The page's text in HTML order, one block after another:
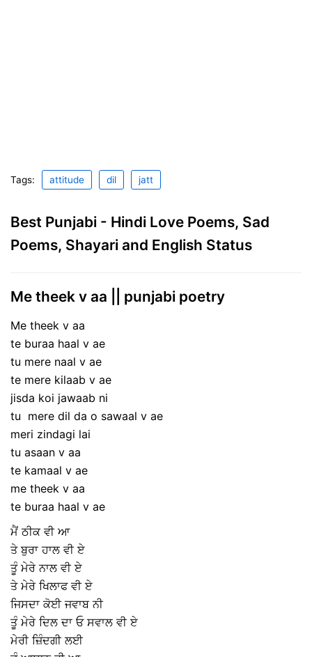
Tags: attitude dil jatt
Best Punjabi - Hindi Love Poems, Sad
Poems, Shayari and English Status
Me theek v aa || punjabi poetry
Me theek v aa
te buraa haal v ae
tu mere naal v ae
te mere kilaab v ae
jisda koi jawaab ni
tu mere dil da o sawaal v ae
meri zindagi lai
tu asaan v aa
te kamaal v ae
me theek v aa
te buraa haal v ae
ਮੈਂ ਠੀਕ ਵੀ ਆ
ਤੇ ਬੁਰਾ ਹਾਲ ਵੀ ਏ
ਤੂੰ ਮੇਰੇ ਨਾਲ ਵੀ ਏ
ਤੇ ਮੇਰੇ ਖਿਲਾਫ ਵੀ ਏ
ਜਿਸਦਾ ਕੋਈ ਜਵਾਬ ਨੀ
ਤੂੰ ਮੇਰੇ ਦਿਲ ਦਾ ਓ ਸਵਾਲ ਵੀ ਏ
ਮੇਰੀ ਜ਼ਿੰਦਗੀ ਲਈ